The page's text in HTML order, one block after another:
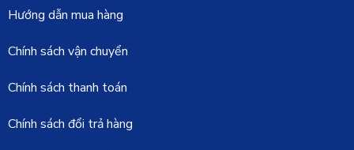
Hướng dẫn mua hàng
Chính sách vận chuyển
Chính sách thanh toán
Chính sách đổi trả hàng